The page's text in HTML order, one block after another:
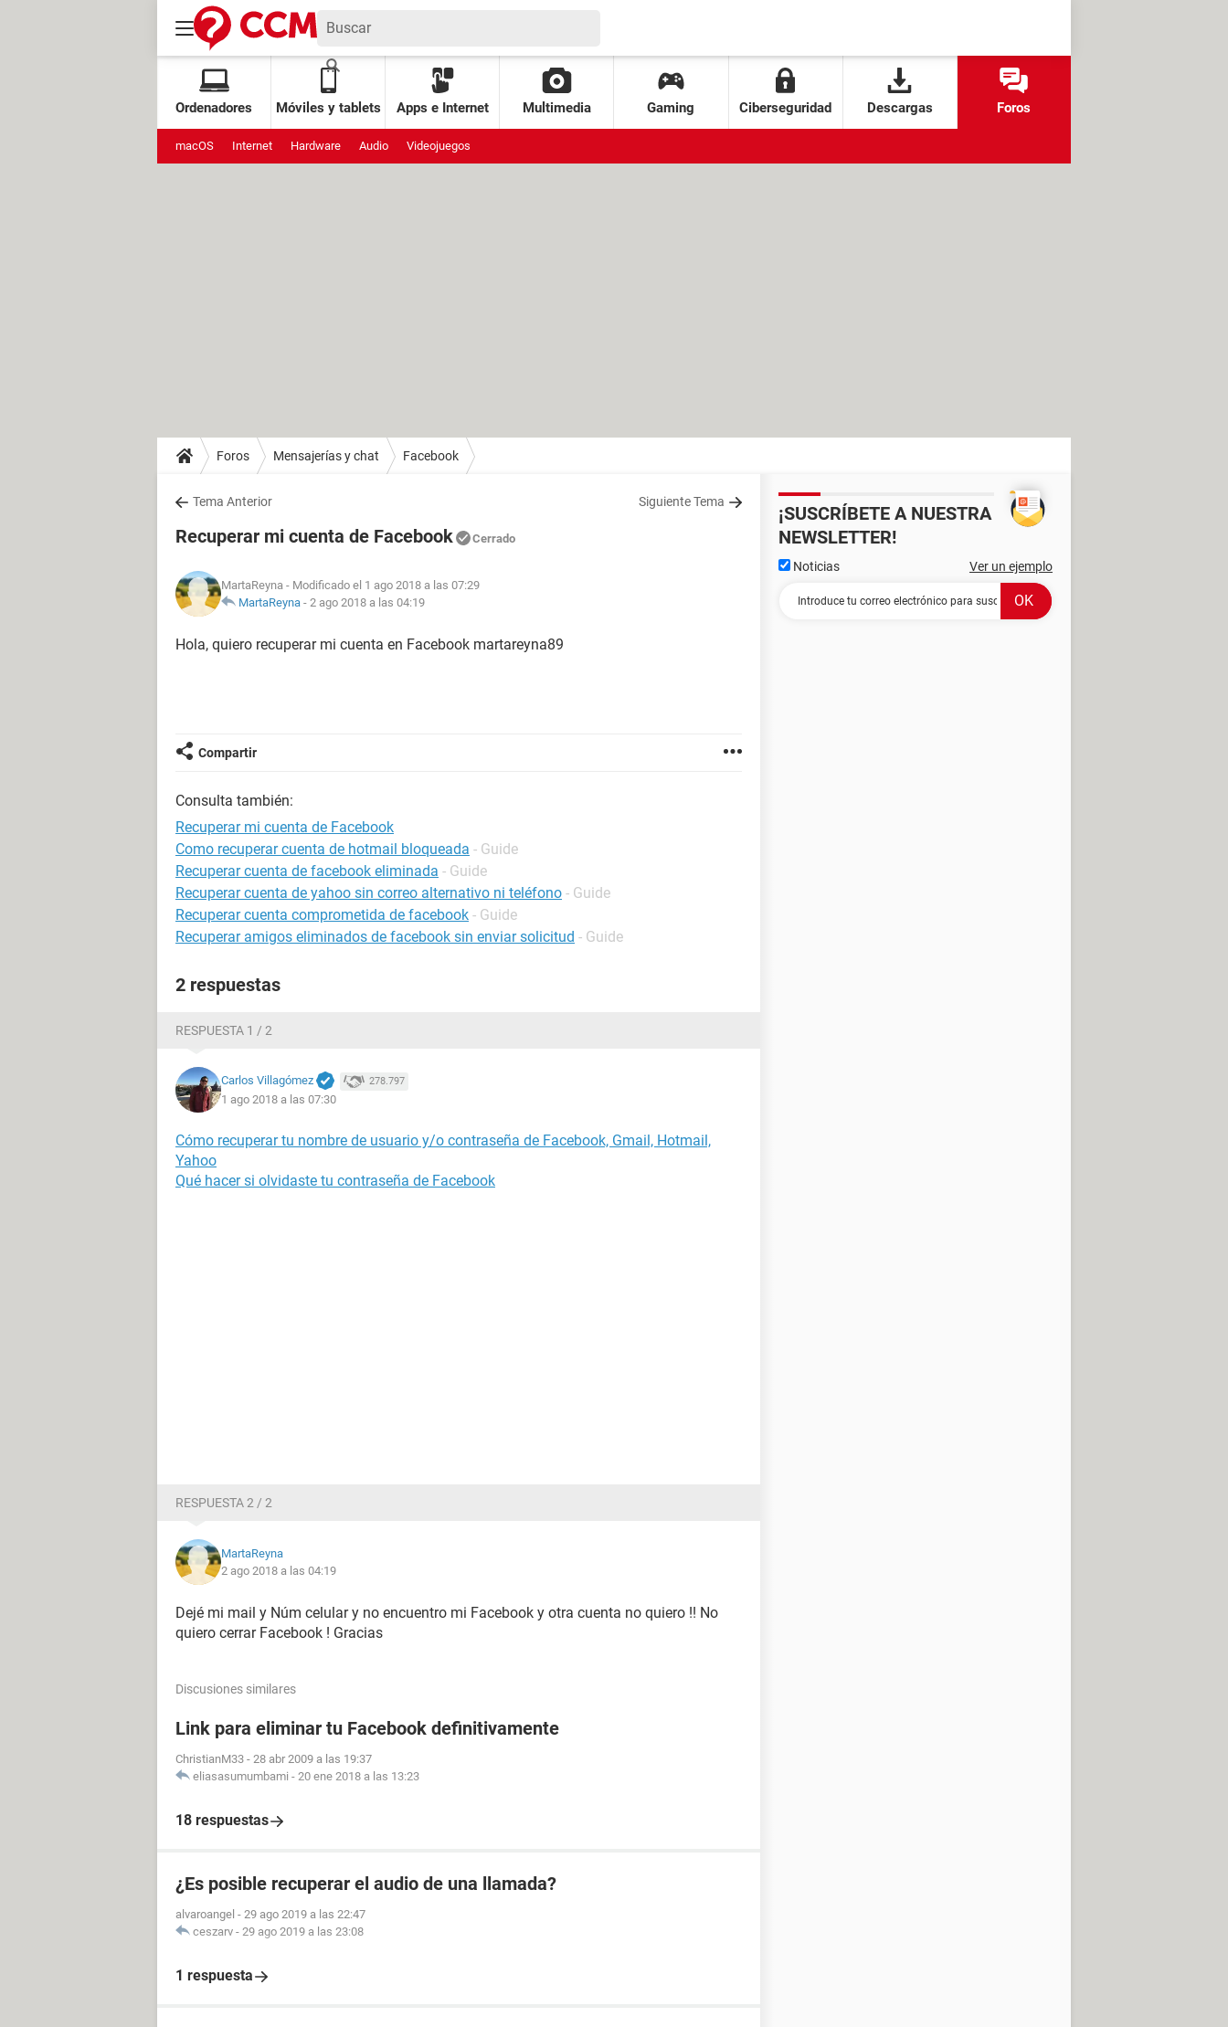
Ordenadores Móviles y tablets Apps e Internet Multimedia Gaming Ciberseguridad Descargas Foros
macOS Internet Hardware Audio Videojuegos
Foros Mensajerías y chat Facebook
Tema Anterior Siguiente Tema
Recuperar mi cuenta de Facebook Cerrado
MartaReyna - Modificado el 1 ago 2018 a las 07:29
MartaReyna - 2 ago 2018 a las 04:19
Hola, quiero recuperar mi cuenta en Facebook martareyna89
Compartir
Consulta también:
Recuperar mi cuenta de Facebook
Como recuperar cuenta de hotmail bloqueada - Guide
Recuperar cuenta de facebook eliminada - Guide
Recuperar cuenta de yahoo sin correo alternativo ni teléfono - Guide
Recuperar cuenta comprometida de facebook - Guide
Recuperar amigos eliminados de facebook sin enviar solicitud - Guide
2 respuestas
RESPUESTA 1 / 2
Carlos Villagómez 278.797
1 ago 2018 a las 07:30
Cómo recuperar tu nombre de usuario y/o contraseña de Facebook, Gmail, Hotmail,
Yahoo
Qué hacer si olvidaste tu contraseña de Facebook
RESPUESTA 2 / 2
MartaReyna
2 ago 2018 a las 04:19
Dejé mi mail y Núm celular y no encuentro mi Facebook y otra cuenta no quiero !! No
quiero cerrar Facebook ! Gracias
Discusiones similares
Link para eliminar tu Facebook definitivamente
ChristianM33 - 28 abr 2009 a las 19:37
eliasasumumbami - 20 ene 2018 a las 13:23
18 respuestas
¿Es posible recuperar el audio de una llamada?
alvaroangel - 29 ago 2019 a las 22:47
ceszarv - 29 ago 2019 a las 23:08
1 respuesta
¡SUSCRÍBETE A NUESTRA
NEWSLETTER!
Noticias Ver un ejemplo